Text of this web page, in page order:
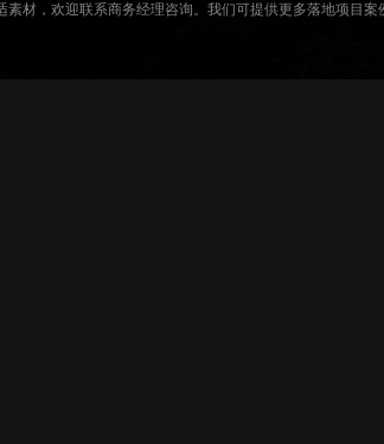
素材，欢迎联系商务经理咨询。我们可提供更多落地项目案